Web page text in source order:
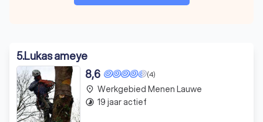
5.Lukas ameye
(4)
8,6
place Werkgebied Menen Lauwe
timelapse 19 jaar actief